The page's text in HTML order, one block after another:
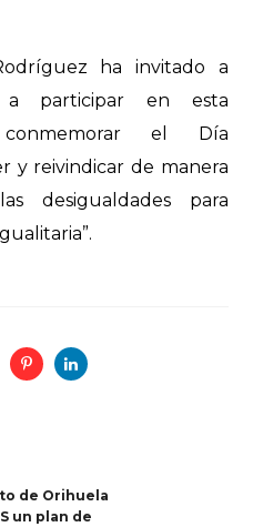
ha invitado a
a participar en esta
el Día
y reivindicar de manera
desigualdades para
de Orihuela
un plan de